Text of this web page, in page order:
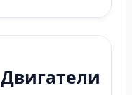
Двигатели